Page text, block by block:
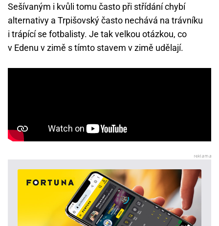
Sešívaným i kvůli tomu často při střídání chybí
alternativy a Trpišovský často nechává na trávníku
i trápící se fotbalisty. Je tak velkou otázkou, co
v Edenu v zimě s tímto stavem v zimě udělají.